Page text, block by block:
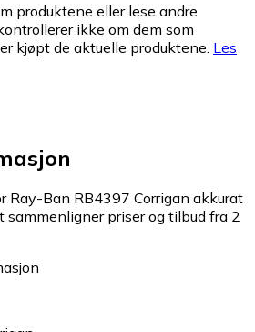
produktene eller lese andre
ikke om dem som
kjøpt de aktuelle produktene. Les
Ray-Ban RB4397 Corrigan akkurat
sammenligner priser og tilbud fra 2